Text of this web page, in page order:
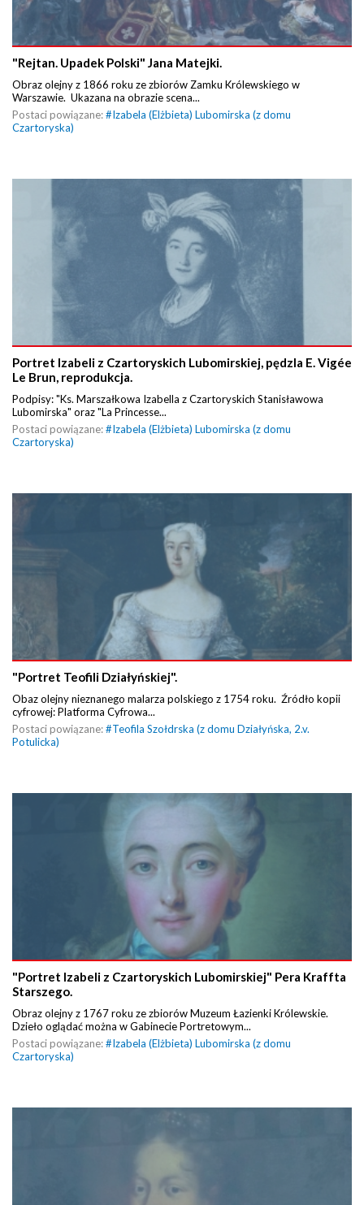
"Rejtan. Upadek Polski" Jana Matejki.
Obraz olejny z 1866 roku ze zbiorów Zamku Królewskiego w
Warszawie. Ukazana na obrazie scena...
Postaci powiązane:#Izabela (Elżbieta) Lubomirska (z domu
Czartoryska)
Portret Izabeli z Czartoryskich Lubomirskiej, pędzla E. Vigée
Le Brun, reprodukcja.
Podpisy: "Ks. Marszałkowa Izabella z Czartoryskich Stanisławowa
Lubomirska" oraz "La Princesse...
Postaci powiązane:#Izabela (Elżbieta) Lubomirska (z domu
Czartoryska)
"Portret Teofili Działyńskiej".
Obaz olejny nieznanego malarza polskiego z 1754 roku. Źródło kopii
cyfrowej: Platforma Cyfrowa...
Postaci powiązane:#Teofila Szołdrska (z domu Działyńska, 2.v.
Potulicka)
"Portret Izabeli z Czartoryskich Lubomirskiej" Pera Kraffta
Starszego.
Obraz olejny z 1767 roku ze zbiorów Muzeum Łazienki Królewskie.
Dzieło oglądać można w Gabinecie Portretowym...
Postaci powiązane:#Izabela (Elżbieta) Lubomirska (z domu
Czartoryska)